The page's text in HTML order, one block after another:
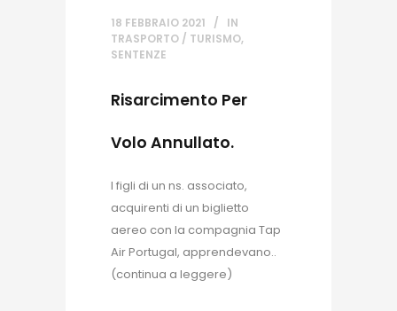
18 FEBBRAIO 2021
IN
TRASPORTO / TURISMO,
SENTENZE
Risarcimento Per
Volo Annullato.
I figli di un ns. associato,
acquirenti di un biglietto
aereo con la compagnia Tap
Air Portugal, apprendevano..
(continua a leggere)